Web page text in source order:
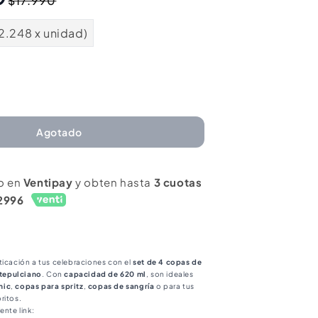
oferta
x unidad)
Agotado
en Ventipay y obten hasta 3 cuotas
a tus celebraciones con elset de 4 copas de
. Concapacidad de 620 ml , son ideales
,copas para spritz, copas de sangría o para tus
link: